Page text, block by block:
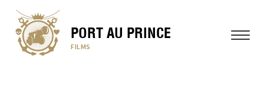
PORT AU PRINCE
FILMS
MENÜ